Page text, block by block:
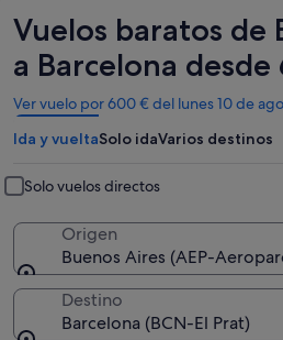
Vuelos baratos de
a Barcelona
Ver vuelo por 600 € del lunes 10 de
Se
abre
en
ventana
nueva
Ida y vueltaSolo idaVarios destinos
Solo vuelos directos
Origen
Buenos Aires (AEP-
Destino
Barcelona (BCN-El Prat)